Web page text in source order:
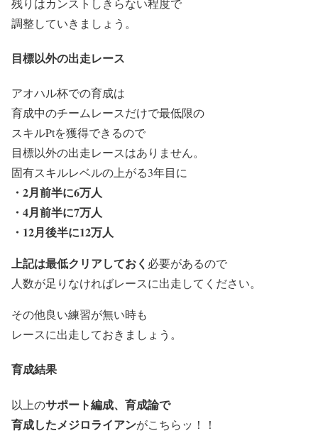
調整していきましょう。
目標以外の出走レース
アオハル杯での育成は
育成中のチームレースだけで最低限の
スキルPtを獲得できるので
目標以外の出走レースはありません。
固有スキルレベルの上がる3年目に
・2月前半に6万人
・4月前半に7万人
・12月後半に12万人
上記は最低クリアしておく 必要があるので
人数が足りなければレースに出走してください。
その他良い練習が無い時も
レースに出走しておきましょう。
育成結果
以上のサポート編成、育成論で
育成したメジロライアンがこちらッ！！